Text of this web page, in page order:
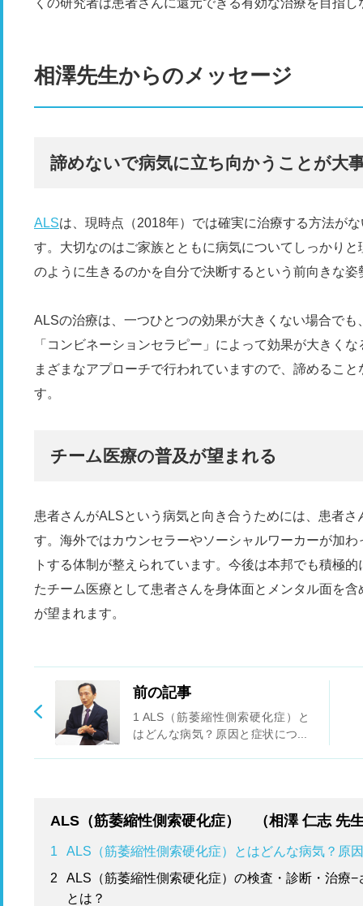
相澤先生からのメッセージ
諦めないで病気に立ち向かうことが大
ALSは、現時点（2018年）では確実に治療する方法が
す。大切なのはご家族とともに病気についてしっかり
のように生きるのかを自分で決断するという前向きな姿
ALSの治療は、一つひとつの効果が大きくない場合で
「コンビネーションセラピー」によって効果が大きく
まざまなアプローチで行われていますので、諦めるこ
す。
チーム医療の普及が望まれる
患者さんがALSという病気と向き合うためには、患者
す。海外ではカウンセラーやソーシャルワーカーが加
トする体制が整えられています。今後は本邦でも積極
たチーム医療として患者さんを身体面とメンタル面を
が望まれます。
前の記事
1 ALS（筋萎縮性側索硬化症）と
はどんな病気？原因と症状につい
ALS（筋萎縮性側索硬化症） （相澤 仁志 先
1
ALS（筋萎縮性側索硬化症）とはどんな病気？原
2
ALS（筋萎縮性側索硬化症）の検査・診断・治療
とは？